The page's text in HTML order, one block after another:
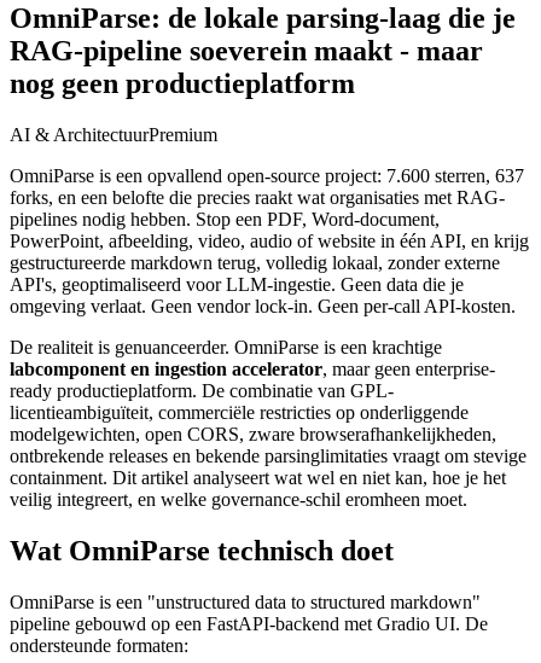
OmniParse: de lokale parsing-laag die je
RAG-pipeline soeverein maakt - maar
nog geen productieplatform
AI & ArchitectuurPremium
OmniParse is een opvallend open-source project: 7.600 sterren, 637
forks, en een belofte die precies raakt wat organisaties met RAG-
pipelines nodig hebben. Stop een PDF, Word-document,
PowerPoint, afbeelding, video, audio of website in één API, en krijg
gestructureerde markdown terug, volledig lokaal, zonder externe
API's, geoptimaliseerd voor LLM-ingestie. Geen data die je
omgeving verlaat. Geen vendor lock-in. Geen per-call API-kosten.
De realiteit is genuanceerder. OmniParse is een krachtige
labcomponent en ingestion accelerator, maar geen enterprise-
ready productieplatform. De combinatie van GPL-
licentieambiguïteit, commerciële restricties op onderliggende
modelgewichten, open CORS, zware browserafhankelijkheden,
ontbrekende releases en bekende parsinglimitaties vraagt om stevige
containment. Dit artikel analyseert wat wel en niet kan, hoe je het
veilig integreert, en welke governance-schil eromheen moet.
Wat OmniParse technisch doet
OmniParse is een "unstructured data to structured markdown"
pipeline gebouwd op een FastAPI-backend met Gradio UI. De
ondersteunde formaten: